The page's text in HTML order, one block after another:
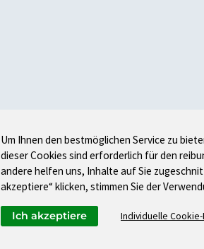
Um Ihnen den bestmöglichen Service zu
dieser Cookies sind erforderlich für den
andere helfen uns, Inhalte auf Sie
akzeptiere“ klicken, stimmen Sie der
Individuelle Cookie-
Ich akzeptiere